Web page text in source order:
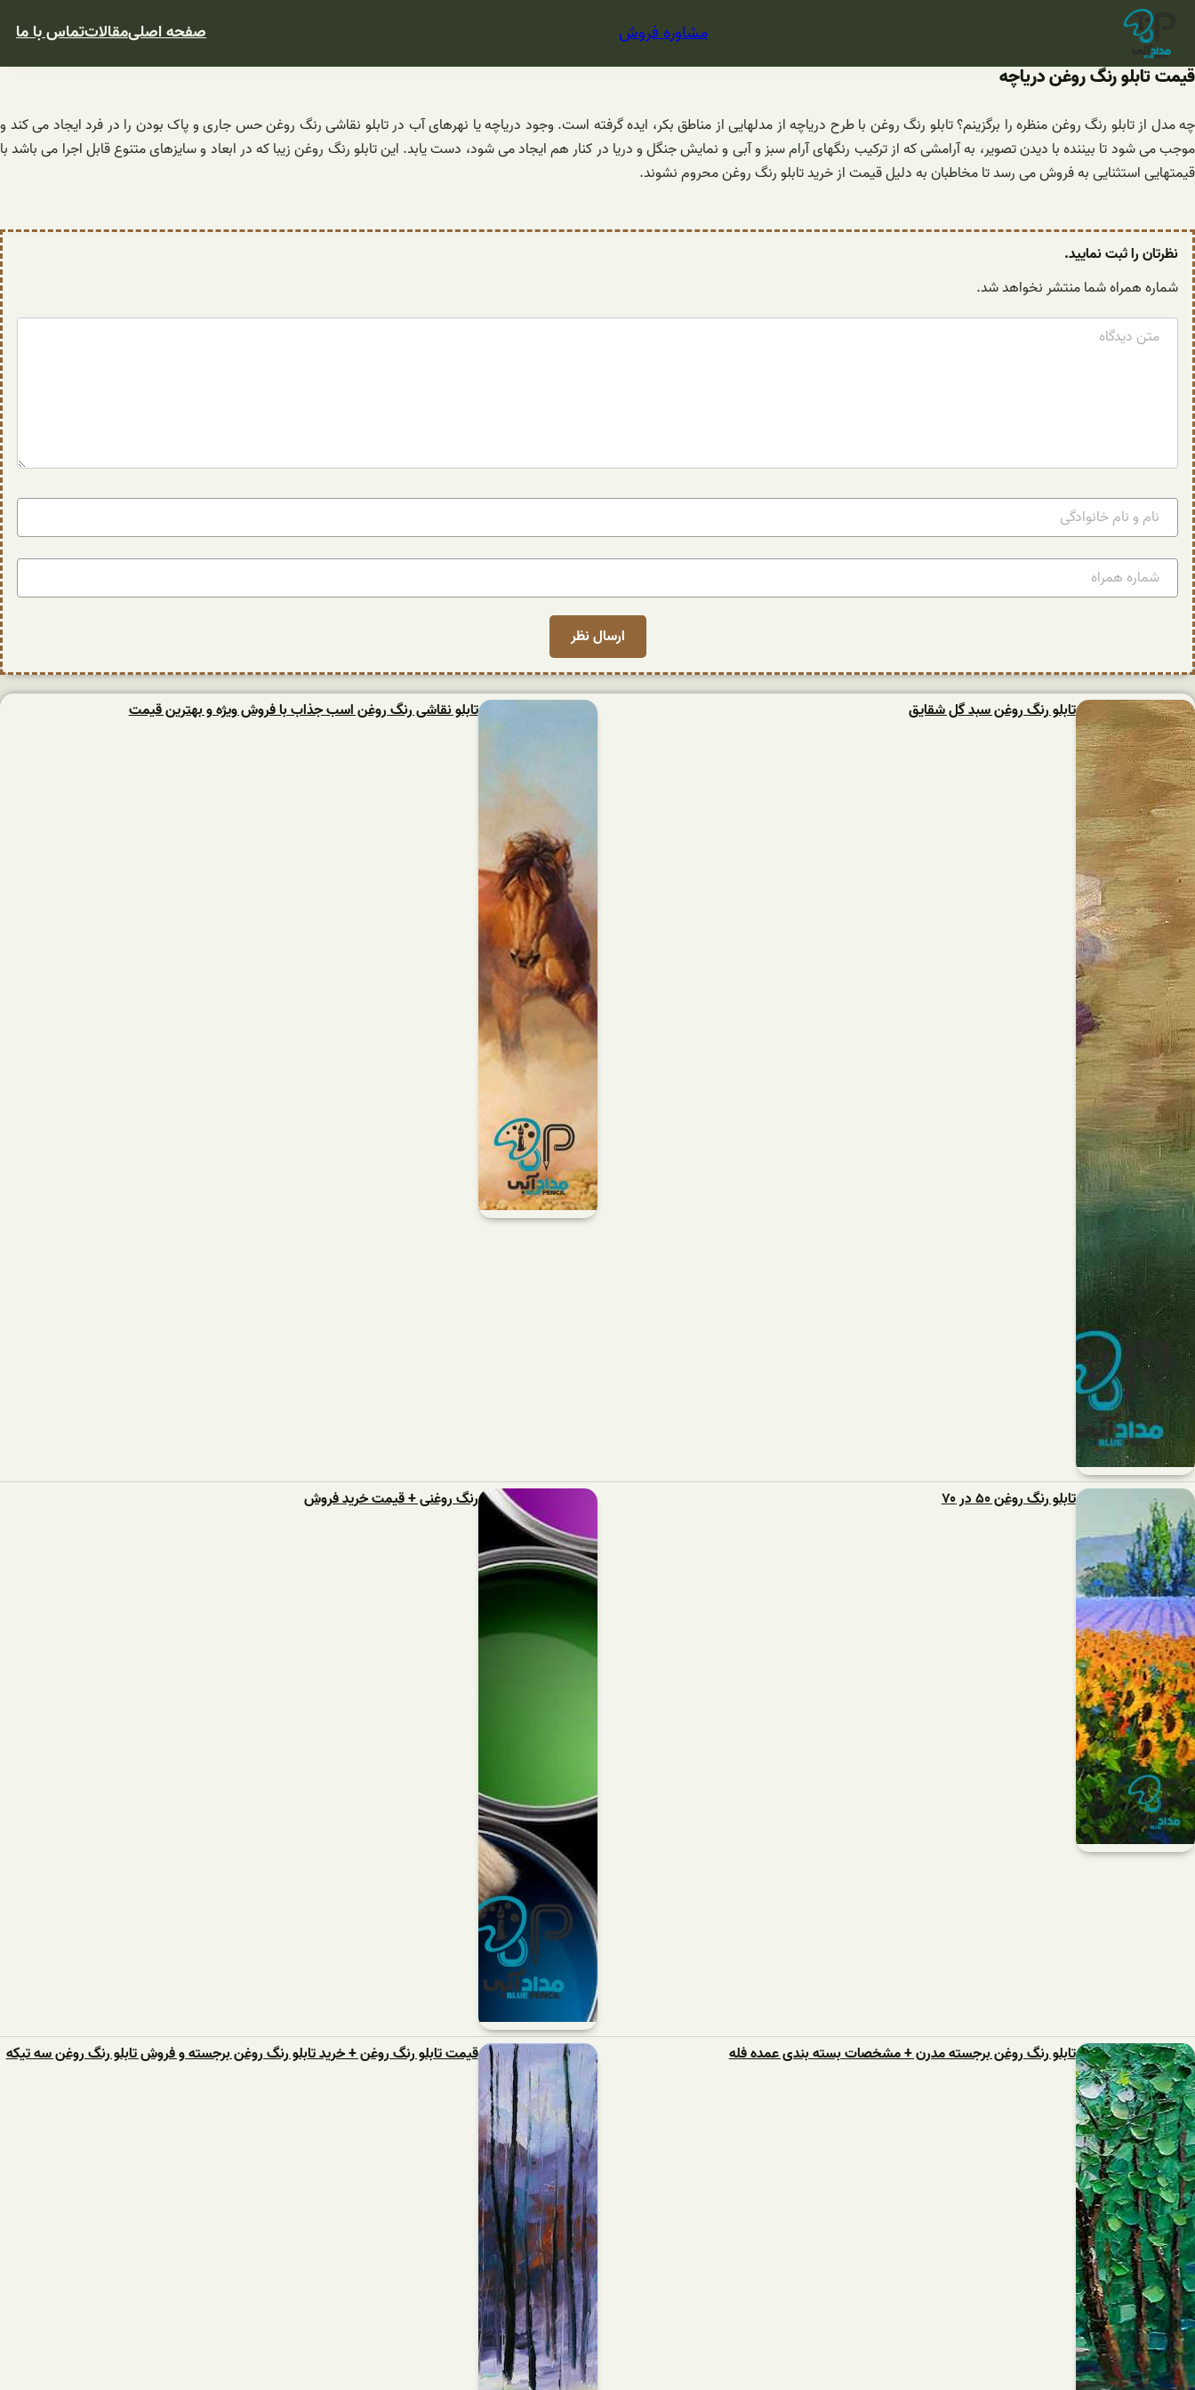
محتوا
مشاوره فروش صفحه اصلیمقالاتتماس با ما
قیمت تابلو رنگ روغن دریاچه
چه مدل از تابلو رنگ روغن منظره را برگزینم؟ تابلو رنگ روغن با طرح دریاچه از مدلهایی از مناطق بکر، ایده گرفته است. وجود دریاچه یا نهرهای آب در تابلو نقاشی رنگ روغن حس جاری و پاک بودن را در فرد ایجاد می کند و
موجب می شود تا بیننده با دیدن تصویر، به آرامشی که از ترکیب رنگهای آرام سبز و آبی و نمایش جنگل و دریا در کنار هم ایجاد می شود، دست یابد. این تابلو رنگ روغن زیبا که در ابعاد و سایزهای متنوع قابل اجرا می باشد با
قیمتهایی استثنایی به فروش می رسد تا مخاطبان به دلیل قیمت از خرید تابلو رنگ روغن محروم نشوند.
نظرتان را ثبت نمایید.
شماره همراه شما منتشر نخواهد شد.
تابلو رنگ روغن سبد گل شقایق تابلو نقاشی رنگ روغن اسب جذاب با فروش ویژه و بهترین قیمت
تابلو رنگ روغن ۵۰ در ۷۰ رنگ روغنی + قیمت خرید فروش
تابلو رنگ روغن برجسته مدرن + مشخصات بسته بندی عمده فله قیمت تابلو رنگ روغن + خرید تابلو رنگ روغن برجسته و فروش تابلو رنگ روغن سه تیکه